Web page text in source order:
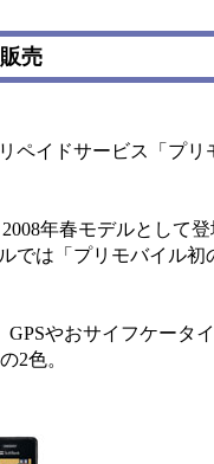
売
イドサービス「プリ
年春モデルとして
では「プリモバイル
やおサイフケータ
2色。